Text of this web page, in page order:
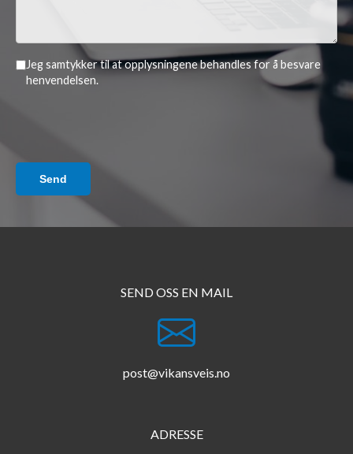
Jeg samtykker til at opplysningene behandles for å besvare
henvendelsen.
Send
SEND OSS EN MAIL
post@vikansveis.no
ADRESSE